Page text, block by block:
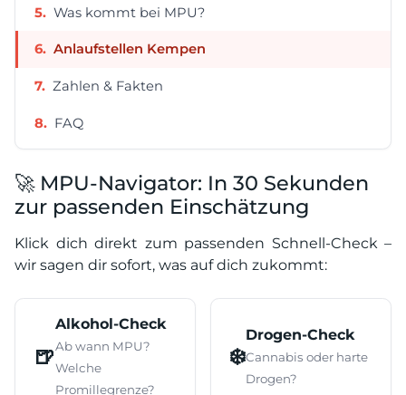
Was kommt bei MPU?
Anlaufstellen Kempen
Zahlen & Fakten
FAQ
🚀 MPU-Navigator: In 30 Sekunden
zur passenden Einschätzung
Klick dich direkt zum passenden Schnell-Check –
wir sagen dir sofort, was auf dich zukommt:
🍺
Alkohol-Check
Ab wann MPU?
Welche
Promillegrenze?
❄️
Drogen-Check
Cannabis oder harte
Drogen?